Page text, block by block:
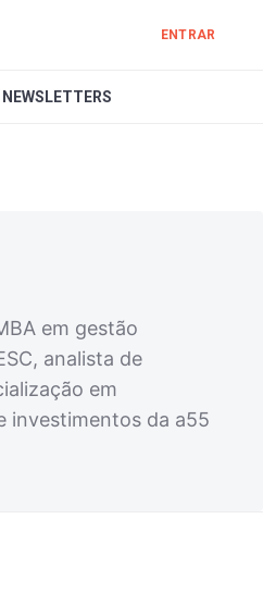
ENTRAR
NEWSLETTERS
em gestão
analista de
em
investimentos da a55